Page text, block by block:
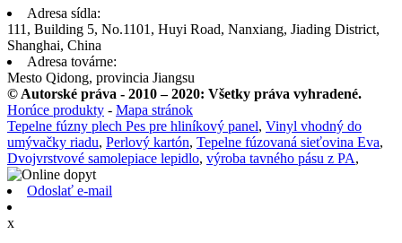
Adresa sídla:
111, Building 5, No.1101, Huyi Road, Nanxiang, Jiading District,
Shanghai, China
Adresa továrne:
Mesto Qidong, provincia Jiangsu
© Autorské práva - 2010 – 2020: Všetky práva vyhradené.
Horúce produkty - Mapa stránok
Tepelne fúzny plech Pes pre hliníkový panel, Vinyl vhodný do
umývačky riadu, Perlový kartón, Tepelne fúzovaná sieťovina Eva,
Dvojvrstvové samolepiace lepidlo, výroba tavného pásu z PA,
Odoslať e-mail
x